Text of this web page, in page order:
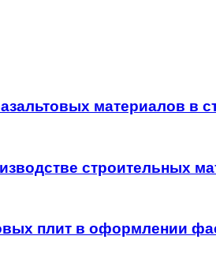
материалов в
строительных
плит в оформлении